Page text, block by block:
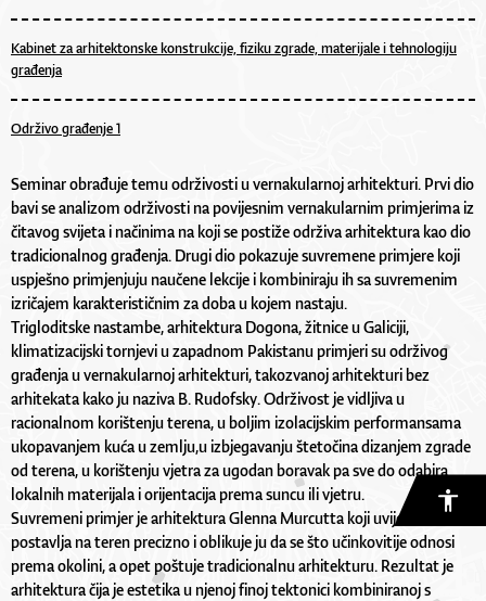
Kabinet za arhitektonske konstrukcije, fiziku zgrade, materijale i tehnologiju
građenja
Održivo građenje 1
Seminar obrađuje temu održivosti u vernakularnoj arhitekturi. Prvi dio
bavi se analizom održivosti na povijesnim vernakularnim primjerima iz
čitavog svijeta i načinima na koji se postiže održiva arhitektura kao dio
tradicionalnog građenja. Drugi dio pokazuje suvremene primjere koji
uspješno primjenjuju naučene lekcije i kombiniraju ih sa suvremenim
izričajem karakterističnim za doba u kojem nastaju.
Trigloditske nastambe, arhitektura Dogona, žitnice u Galiciji,
klimatizacijski tornjevi u zapadnom Pakistanu primjeri su održivog
građenja u vernakularnoj arhitekturi, takozvanoj arhitekturi bez
arhitekata kako ju naziva B. Rudofsky. Održivost je vidljiva u
racionalnom korištenju terena, u boljim izolacijskim performansama
ukopavanjem kuća u zemlju,u izbjegavanju štetočina dizanjem zgrade
od terena, u korištenju vjetra za ugodan boravak pa sve do odabira
lokalnih materijala i orijentacija prema suncu ili vjetru.
Suvremeni primjer je arhitektura Glenna Murcutta koji uvijek kuću
postavlja na teren precizno i oblikuje ju da se što učinkovitije odnosi
prema okolini, a opet poštuje tradicionalnu arhitekturu. Rezultat je
arhitektura čija je estetika u njenoj finoj tektonici kombiniranoj s